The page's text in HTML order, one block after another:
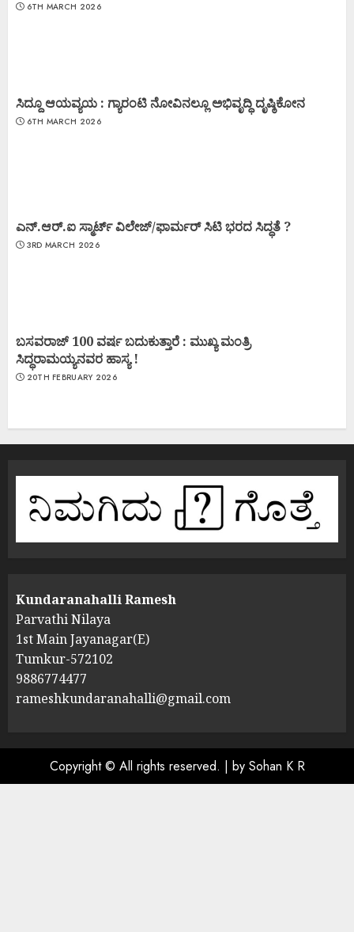
6TH MARCH 2026
ಸಿದ್ದೂ ಆಯವ್ಯಯ : ಗ್ಯಾರಂಟಿ ನೋವಿನಲ್ಲೂ ಅಭಿವೃದ್ಧಿ ದೃಷ್ಠಿಕೋನ
6TH MARCH 2026
ಎನ್.ಆರ್.ಐ ಸ್ಮಾರ್ಟ್ ವಿಲೇಜ್/ಫಾರ್ಮರ್ ಸಿಟಿ ಭರದ ಸಿದ್ಧತೆ ?
3RD MARCH 2026
ಬಸವರಾಜ್ 100 ವರ್ಷ ಬದುಕುತ್ತಾರೆ : ಮುಖ್ಯ ಮಂತ್ರಿ
ಸಿದ್ಧರಾಮಯ್ಯನವರ ಹಾಸ್ಯ !
20TH FEBRUARY 2026
Kundaranahalli Ramesh
Parvathi Nilaya
1st Main Jayanagar(E)
Tumkur-572102
9886774477
rameshkundaranahalli@gmail.com
Copyright © All rights reserved. | by Sohan K R